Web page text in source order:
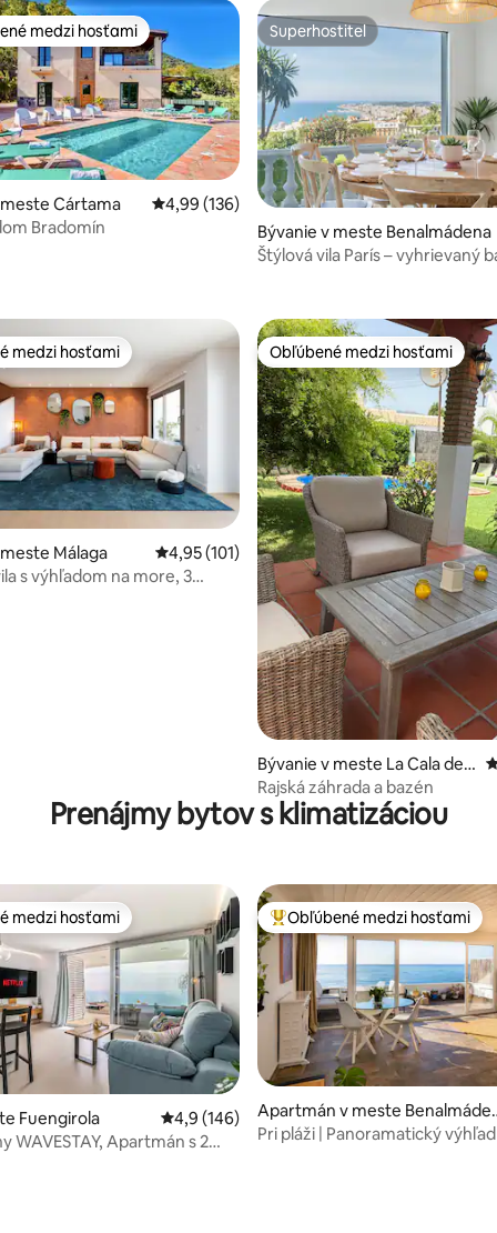
5 z 5, počet hodnotení: 5
medzi hosťami
medzi hosťami
Cártama Priemerné ohodnotenie 4,99 z 5, počet
4,99 (136)
Bradomín
Superhostiteľ
Superhostiteľ
Bývanie v meste Benalmádena
Štýlová vila París – vyhrievaný
z 5, počet hodnotení: 145
medzi hosťami
medzi hosťami
Málaga Priemerné ohodnotenie 4,95 z 5, počet
4,95 (101)
s výhľadom na more, 3
Obľúbené medzi hosťami
Obľúbené medzi hosťami
Bývanie v meste La Cala de
Mijas
Rajská záhrada a bazén
Prenájmy bytov s klimatizáciou
4,98 z 5, počet hodnotení: 46
medzi hosťami
medzi hosťami
Fuengirola Priemerné ohodnotenie 4,9 z 5, počet
4,9 (146)
WAVESTAY, Apartmán s 2
Najobľúbenejšie medzi hosťami
Obľúbené medzi hosťami
Apartmán v meste
a
Pri pláži | Panoramatický